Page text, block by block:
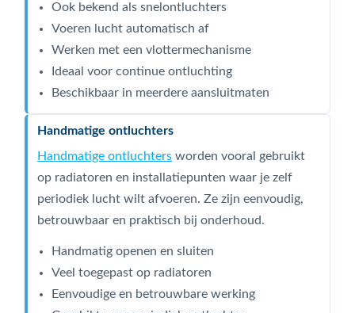
Ook bekend als snelontluchters
Voeren lucht automatisch af
Werken met een vlottermechanisme
Ideaal voor continue ontluchting
Beschikbaar in meerdere aansluitmaten
Handmatige ontluchters
Handmatige ontluchters worden vooral gebruikt
op radiatoren en installatiepunten waar je zelf
periodiek lucht wilt afvoeren. Ze zijn eenvoudig,
betrouwbaar en praktisch bij onderhoud.
Handmatig openen en sluiten
Veel toegepast op radiatoren
Eenvoudige en betrouwbare werking